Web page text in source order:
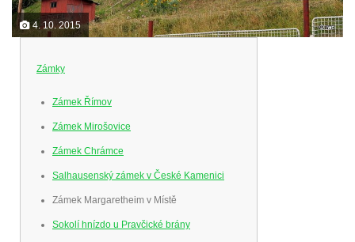
4. 10. 2015
Zámky
Zámek Římov
Zámek Mirošovice
Zámek Chrámce
Salhausenský zámek v České Kamenici
Zámek Margaretheim v Místě
Sokolí hnízdo u Pravčické brány